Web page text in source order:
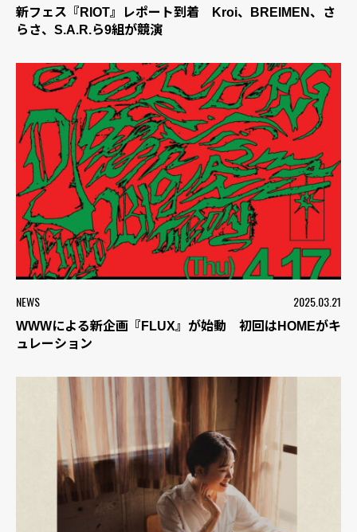
新フェス『RIOT』レポート到着 Kroi、BREIMEN、さ
らさ、S.A.R.ら9組が競演
NEWS 2025.03.21
WWWによる新企画『FLUX』が始動 初回はHOMEがキ
ュレーション